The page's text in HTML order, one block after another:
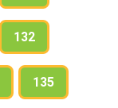
132
135